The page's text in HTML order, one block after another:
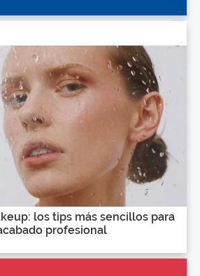
los tips más sencillos para
profesional